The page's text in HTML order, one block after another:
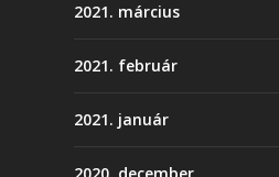
2021. március
2021. február
2021. január